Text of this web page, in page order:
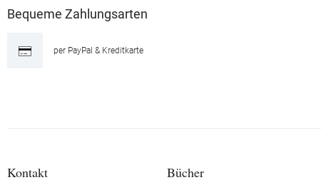
Bequeme Zahlungsarten
per PayPal & Kreditkarte
Kontakt Bücher